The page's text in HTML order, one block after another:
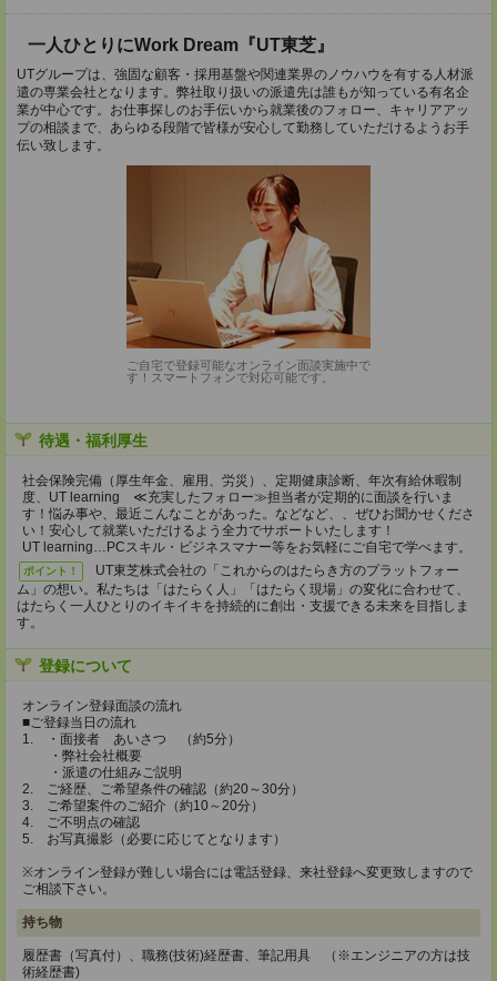
一人ひとりにWork Dream『UT東芝』
UTグループは、強固な顧客・採用基盤や関連業界のノウハウを有する人材派
遣の専業会社となります。弊社取り扱いの派遣先は誰もが知っている有名企
業が中心です。お仕事探しのお手伝いから就業後のフォロー、キャリアアッ
プの相談まで、あらゆる段階で皆様が安心して勤務していただけるようお手
伝い致します。
ご自宅で登録可能なオンライン面談実施中で
す！スマートフォンで対応可能です。
待遇・福利厚生
社会保険完備（厚生年金、雇用、労災）、定期健康診断、年次有給休暇制
度、UT learning ≪充実したフォロー≫担当者が定期的に面談を行いま
す！悩み事や、最近こんなことがあった。などなど、、ぜひお聞かせくださ
い！安心して就業いただけるよう全力でサポートいたします！
UT learning…PCスキル・ビジネスマナー等をお気軽にご自宅で学べます。
ポイント！
UT東芝株式会社の「これからのはたらき方のプラットフォー
ム」の想い。私たちは「はたらく人」「はたらく現場」の変化に合わせて、
はたらく一人ひとりのイキイキを持続的に創出・支援できる未来を目指しま
す。
登録について
オンライン登録面談の流れ
■ご登録当日の流れ
1. ・面接者 あいさつ （約5分）
・弊社会社概要
・派遣の仕組みご説明
2. ご経歴、ご希望条件の確認（約20～30分）
3. ご希望案件のご紹介（約10～20分）
4. ご不明点の確認
5. お写真撮影（必要に応じてとなります）
※オンライン登録が難しい場合には電話登録、来社登録へ変更致しますので
ご相談下さい。
持ち物
履歴書（写真付）、職務(技術)経歴書、筆記用具 （※エンジニアの方は技
術経歴書)